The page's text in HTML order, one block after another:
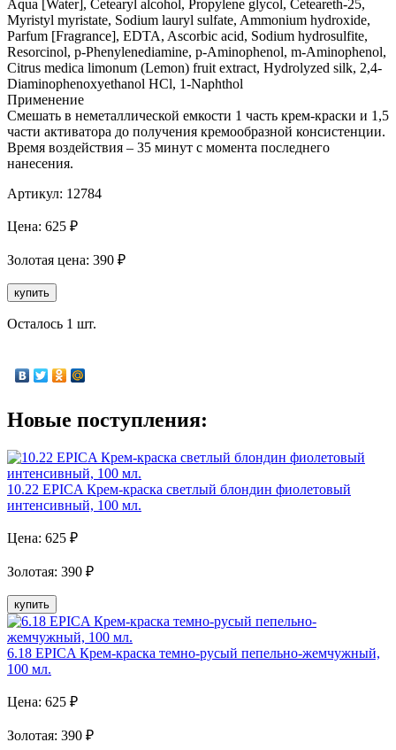
Aqua [Water], Cetearyl alcohol, Propylene glycol, Ceteareth-25,
Myristyl myristate, Sodium lauryl sulfate, Ammonium hydroxide,
Parfum [Fragrance], EDTA, Ascorbic acid, Sodium hydrosulfite,
Resorcinol, p-Phenylenediamine, p-Aminophenol, m-Aminophenol,
Citrus medica limonum (Lemon) fruit extract, Hydrolyzed silk, 2,4-
Diaminophenoxyethanol HCl, 1-Naphthol
Применение
Смешать в неметаллической емкости 1 часть крем-краски и 1,5
части активатора до получения кремообразной консистенции.
Время воздействия – 35 минут с момента последнего
нанесения.
Артикул: 12784
Цена: 625 ₽
Золотая цена: 390 ₽
купить
Осталось 1 шт.
Новые поступления:
10.22 EPICA Крем-краска светлый блондин фиолетовый
интенсивный, 100 мл.
Цена: 625 ₽
Золотая: 390 ₽
купить
6.18 EPICA Крем-краска темно-русый пепельно-жемчужный,
100 мл.
Цена: 625 ₽
Золотая: 390 ₽